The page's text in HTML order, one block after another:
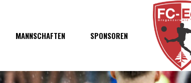
MANNSCHAFTEN SPONSOREN